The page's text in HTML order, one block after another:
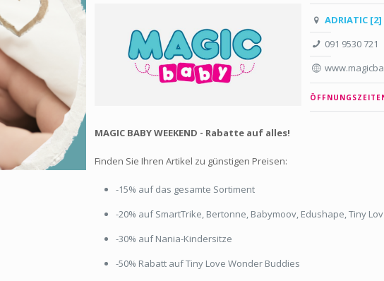
ADRIATIC [2]
091 9530 721
MAGIC BABY WEEKEND - Rabatte auf alles!
Finden Sie Ihren Artikel zu günstigen Preisen:
-15% auf das gesamte Sortiment
-20% auf SmartTrike, Bertonne, Babymoov, Edushape, Tiny
-30% auf Nania-Kindersitze
-50% Rabatt auf Tiny Love Wonder Buddies